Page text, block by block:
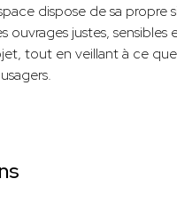
dispose de sa propre
ouvrages justes,
tout en veillant à ce